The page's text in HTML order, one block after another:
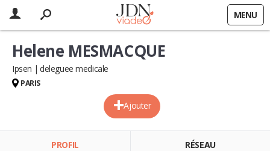
MENU
Ajouter
Helene MESMACQUE
Ipsen deleguee medicale
PARIS
PROFIL RÉSEAU